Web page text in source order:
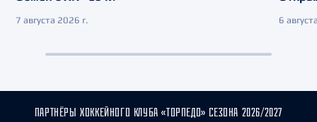
7 августа 2026 г. 6
ПАРТНЁРЫ ХОККЕЙНОГО КЛУБА «ТОРПЕДО» СЕЗОНА 2026/2027